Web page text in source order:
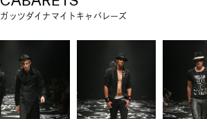
ガッツダイナマイトキャバレーズ